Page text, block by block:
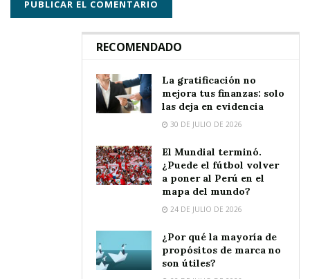
RECOMENDADO
La gratificación no
mejora tus finanzas: solo
las deja en evidencia
30 DE JULIO DE 2026
El Mundial terminó.
¿Puede el fútbol volver
a poner al Perú en el
mapa del mundo?
24 DE JULIO DE 2026
¿Por qué la mayoría de
propósitos de marca no
son útiles?